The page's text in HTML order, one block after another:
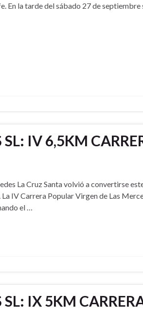
En la tarde del sábado 27 de septiembre
IV 6,5KM
La Cruz Santa volvió a convertirse
IV Carrera Popular Virgen de Las
el …
IX 5KM